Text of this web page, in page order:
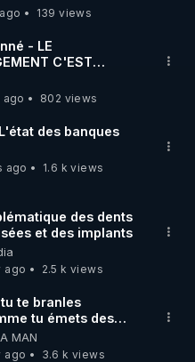
de méditation et
code
139 views
- LE
C'EST
ago
802 views
des banques
ago
1.6 k views
des dents
et des implants
ago
2.5 k views
te branles
tu émets des
ont juste omis de
MAN
ago
3.6 k views